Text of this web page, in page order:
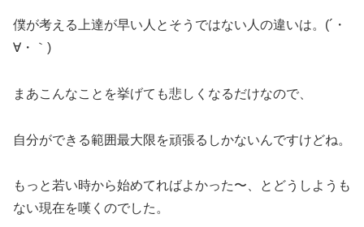
僕が考える上達が早い人とそうではない人の違いは。(´・
∀・｀)
まあこんなことを挙げても悲しくなるだけなので、
自分ができる範囲最大限を頑張るしかないんですけどね。
もっと若い時から始めてればよかった〜、とどうしようも
ない現在を嘆くのでした。